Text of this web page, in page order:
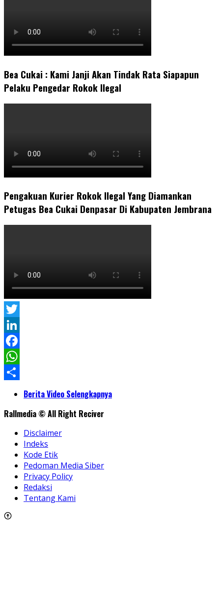
Bea Cukai : Kami Janji Akan Tindak Rata Siapapun
Pelaku Pengedar Rokok Ilegal
Pengakuan Kurier Rokok Ilegal Yang Diamankan
Petugas Bea Cukai Denpasar Di Kabupaten Jembrana
Twitter
LinkedIn
Facebook
WhatsApp
ShareBerita Video Selengkapnya
Rallmedia © All Right Reciver
Disclaimer
Indeks
Kode Etik
Pedoman Media Siber
Privacy Policy
Redaksi
Tentang Kami